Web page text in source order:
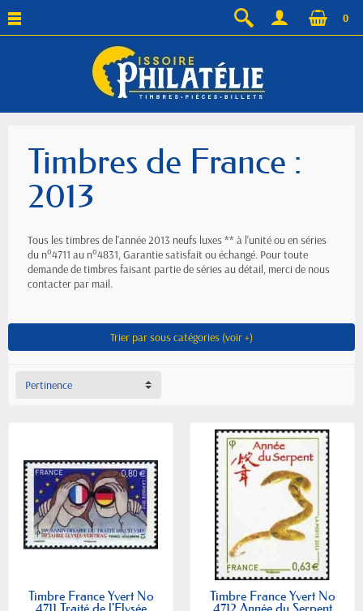
0
Timbres de France :
2013
Tous les timbres de l'année 2013 neufs luxes ** à l'unité ou en séries
du n°4711 au n°4831, Garantie satisfait ou échangé. Pour toute
demande de timbres faisant partie de séries au détail, merci de nous
contacter par mail.
Trier par sous catégories (voir +)
Pertinence
Timbre France Yvert No Timbre France Yvert No